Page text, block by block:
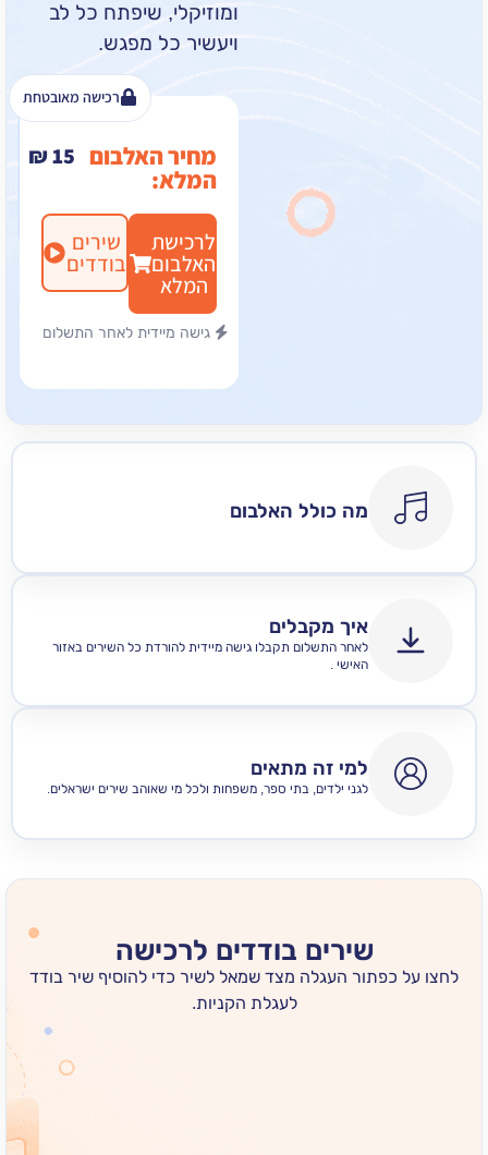
ומוזיקלי, שיפתח כל לב
ויעשיר כל מפגש.
מחיר האלבום ₪15
שירים
בודדים
גישה מיידית לאחר התשלום
רכישה מאובטחת
מה כולל האלבום
איך מקבלים
לאחר התשלום תקבלו גישה מיידית להורדת כל השירים באזור
למי זה מתאים
לגני ילדים, בתי ספר, משפחות ולכל מי שאוהב שירים ישראלים.
שירים בודדים לרכישה
כפתור העגלה מצד שמאל לשיר כדי להוסיף שיר בודד
לעגלת הקניות.